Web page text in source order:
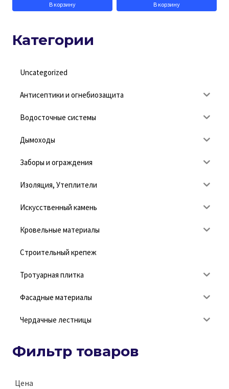
В корзину В корзину
Категории
Uncategorized
Антисептики и огнебиозащита
Водосточные системы
Дымоходы
Заборы и ограждения
Изоляция, Утеплители
Искусственный камень
Кровельные материалы
Строительный крепеж
Тротуарная плитка
Фасадные материалы
Чердачные лестницы
Фильтр товаров
Цена